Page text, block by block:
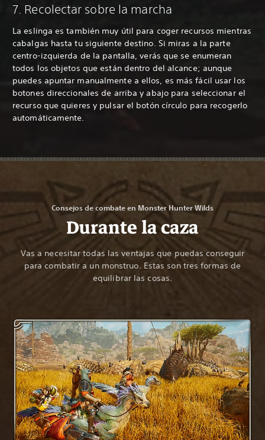
7. Recolectar sobre la marcha
La eslinga es también muy útil para coger recursos mientras
cabalgas hasta tu siguiente destino. Si miras a la parte
centro-izquierda de la pantalla, verás que se enumeran
todos los objetos que están dentro del alcance; aunque
puedes apuntar manualmente a ellos, es más fácil usar los
botones direccionales de arriba y abajo para seleccionar el
recurso que quieres y pulsar el botón círculo para recogerlo
automáticamente.
Consejos de combate en Monster Hunter Wilds
Durante la caza
Vas a necesitar todas las ventajas que puedas conseguir
para combatir a un monstruo. Estas son tres formas de
equilibrar las cosas.